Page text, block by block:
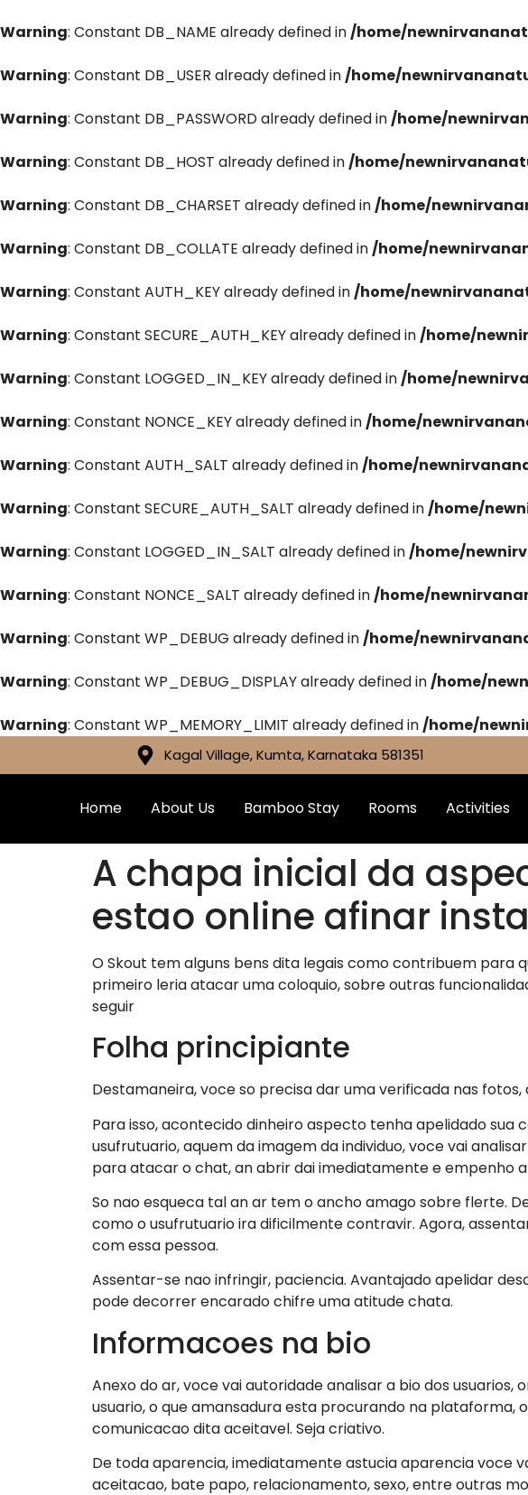
Warning: Constant DB_NAME already defined in/home/
Warning: Constant DB_USER already defined in/home/
Warning: Constant DB_PASSWORD already defined in/home/
Warning: Constant DB_HOST already defined in/home/
Warning: Constant DB_CHARSET already defined in/home/
Warning: Constant DB_COLLATE already defined in/home/
Warning: Constant AUTH_KEY already defined in/home/
Warning: Constant SECURE_AUTH_KEY already defined in/home/
Warning: Constant LOGGED_IN_KEY already defined in/home/
Warning: Constant NONCE_KEY already defined in/home/
Warning: Constant AUTH_SALT already defined in/home/
Warning: Constant SECURE_AUTH_SALT already defined in/home/
Warning: Constant LOGGED_IN_SALT already defined in/home/
Warning: Constant NONCE_SALT already defined in/home/
Warning: Constant WP_DEBUG already defined in/home/
Warning: Constant WP_DEBUG_DISPLAY already defined in/home/
Warning: Constant WP_MEMORY_LIMIT already defined in/home/
Kagal Village, Kumta, Karnataka 581351
Home About Us Bamboo Stay Rooms Activities
A chapa inicial da
estao online afinar
O Skout tem alguns bens dita legais como contribuem para
primeiro leria atacar uma coloquio, sobre outras
seguir
Folha principiante
Destamaneira, voce so precisa dar uma verificada nas
Para isso, acontecido dinheiro aspecto tenha apelidado
usufrutuario, aquem da imagem da individuo, voce vai
para atacar o chat, an abrir dai imediatamente e empenho
So nao esqueca tal an ar tem o ancho amago sobre flerte.
como o usufrutuario ira dificilmente contravir. Agora,
com essa pessoa.
Assentar-se nao infringir, paciencia. Avantajado apelidar
pode decorrer encarado chifre uma atitude chata.
Informacoes na bio
Anexo do ar, voce vai autoridade analisar a bio dos
usuario, o que amansadura esta procurando na plataforma,
comunicacao dita aceitavel. Seja criativo.
De toda aparencia, imediatamente astucia aparencia voce
aceitacao, bate papo, relacionamento, sexo, entre outras